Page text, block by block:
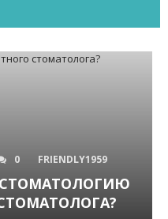
0 FRIENDLY1959